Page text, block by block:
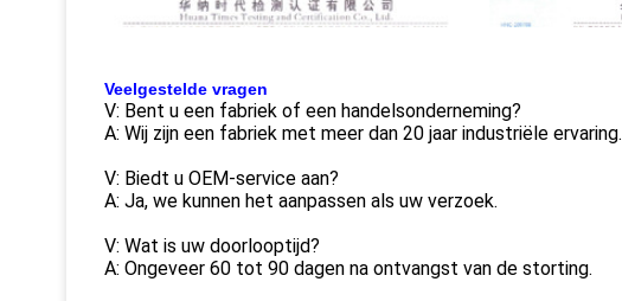
Veelgestelde vragen
V: Bent u een fabriek of een handelsonderneming?
A: Wij zijn een fabriek met meer dan 20 jaar industriële ervaring.
V: Biedt u OEM-service aan?
A: Ja, we kunnen het aanpassen als uw verzoek.
V: Wat is uw doorlooptijd?
A: Ongeveer 60 tot 90 dagen na ontvangst van de storting.